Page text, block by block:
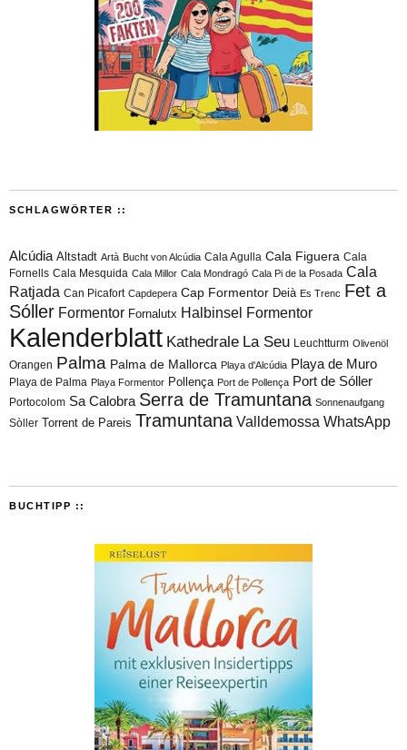
SCHLAGWÖRTER ::
Alcúdia Altstadt Artà Bucht von Alcúdia Cala Agulla Cala Figuera Cala
Fornells Cala Mesquida Cala Millor Cala Mondragó Cala Pi de la Posada Cala
Ratjada Can Picafort Capdepera Cap Formentor Deià Es Trenc Fet a
Sóller Formentor Fornalutx Halbinsel Formentor
Kalenderblatt Kathedrale La Seu Leuchtturm Olivenöl
Orangen Palma Palma de Mallorca Playa d'Alcúdia Playa de Muro
Playa de Palma Playa Formentor Pollença Port de Pollença Port de Sóller
Portocolom Sa Calobra Serra de Tramuntana Sonnenaufgang
Sòller Torrent de Pareis Tramuntana Valldemossa WhatsApp
BUCHTIPP ::